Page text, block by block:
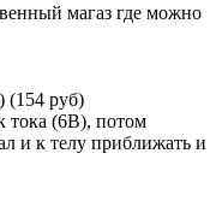
магаз где можно
(154 руб)
тока (6В), потом
и к телу приближать и